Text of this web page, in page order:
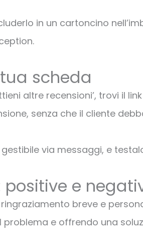
in un cartoncino
scheda
altre recensioni’, trovi il
senza che il cliente
via messaggi, e
positive e
breve e
e offrendo una